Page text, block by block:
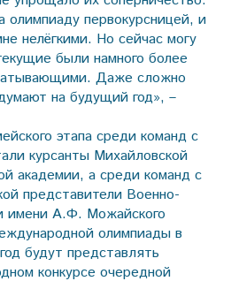
олимпиаду первокурсницей, и
нелёгкими. Но сейчас могу
были намного более
Даже сложно
на будущий год», –
этапа среди команд с
курсанты Михайловской
академии, а среди команд с
представители Военно-
имени А.Ф. Можайского
олимпиады в
будут представлять
конкурсе очередной